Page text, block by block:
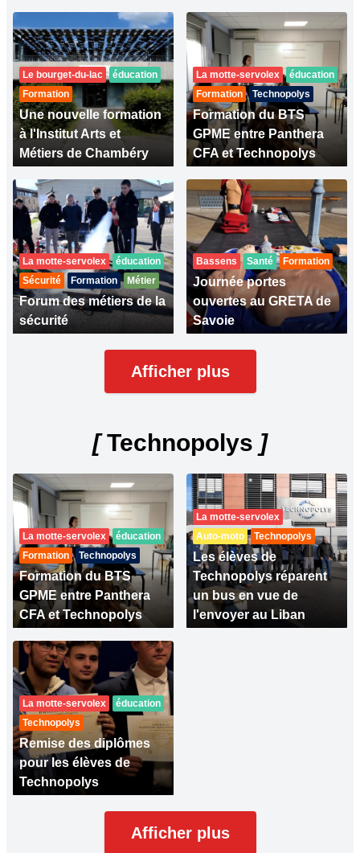
Le bourget-du-lac
éducation
Formation
Une nouvelle formation
à l'Institut Arts et
Métiers de Chambéry
La motte-servolex
éducation
Formation
Technopolys
Formation du BTS
GPME entre Panthera
CFA et Technopolys
La motte-servolex
éducation
Sécurité
Formation Métier
Forum des métiers de la
sécurité
Bassens Santé Formation
Journée portes
ouvertes au GRETA de
Savoie
Afficher plus
[Technopolys ]
La motte-servolex
éducation
Formation
Technopolys
Formation du BTS
GPME entre Panthera
CFA et Technopolys
La motte-servolex
Auto-moto
Technopolys
Les élèves de
Technopolys réparent
un bus en vue de
l'envoyer au Liban
La motte-servolex
éducation
Technopolys
Remise des diplômes
pour les élèves de
Technopolys
Afficher plus